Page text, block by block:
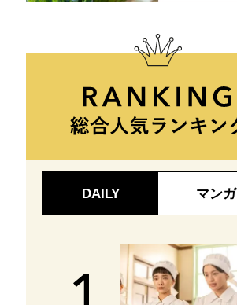
DAILY マンガ